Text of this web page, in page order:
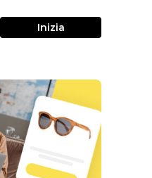
Inizia